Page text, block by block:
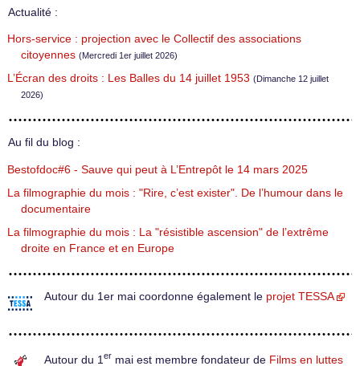
Actualité :
Hors-service : projection avec le Collectif des associations
citoyennes (Mercredi 1er juillet 2026)
L’Écran des droits : Les Balles du 14 juillet 1953 (Dimanche 12 juillet
2026)
Au fil du blog :
Bestofdoc#6 - Sauve qui peut à L’Entrepôt le 14 mars 2025
La filmographie du mois : "Rire, c’est exister". De l’humour dans le
documentaire
La filmographie du mois : La "résistible ascension" de l’extrême
droite en France et en Europe
Autour du 1er mai coordonne également le projet TESSA
Autour du 1 er mai est membre fondateur de Films en luttes